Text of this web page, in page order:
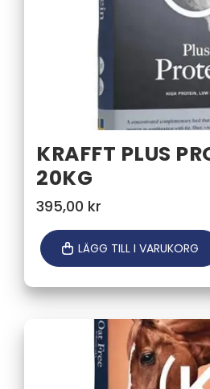
KRAFFT PLUS
20KG
395,00 kr
LÄGG TILL I VARUKORG